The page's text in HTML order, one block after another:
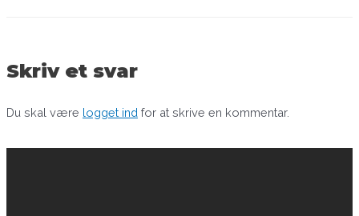
Skriv et svar
Du skal være logget ind for at skrive en kommentar.